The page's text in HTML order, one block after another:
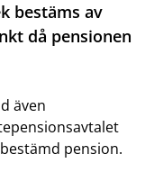
bestäms av
då pensionen
även
pension.